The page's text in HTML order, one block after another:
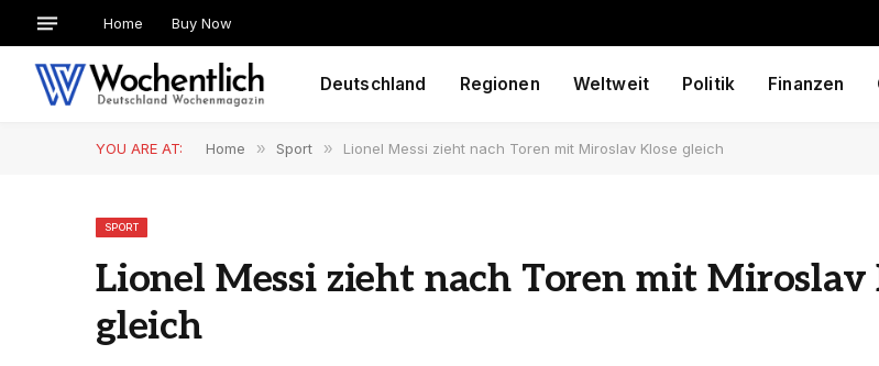
Home Buy Now
Deutschland Regionen Weltweit Politik Finanzen
YOU ARE AT: Home » Sport » Lionel Messi zieht nach Toren mit Miroslav Klose gleich
SPORT
Lionel Messi zieht nach Toren mit Miroslav
gleich